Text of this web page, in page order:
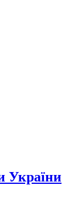
України